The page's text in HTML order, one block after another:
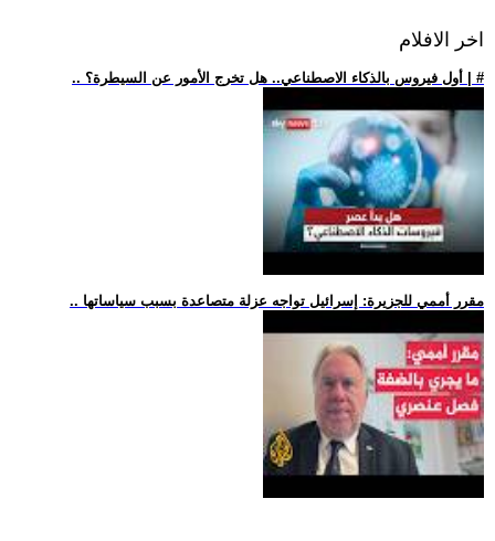
اخر الافلام
.. أول فيروس بالذكاء الاصطناعي.. هل تخرج الأمور عن السيطرة؟ | #
.. مقرر أممي للجزيرة: إسرائيل تواجه عزلة متصاعدة بسبب سياساتها